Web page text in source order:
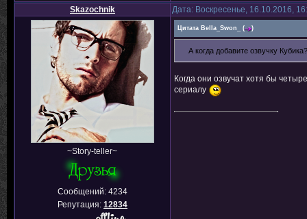
Skazochnik Дата: Воскресенье, 16.10.2016,
~Story-teller~
Сообщений: 4234
Репутация: 12834
Цитата Bella_Swon_ ( )
А когда добавите озвучку Кубика?
Когда они озвучат хотя бы
сериалу